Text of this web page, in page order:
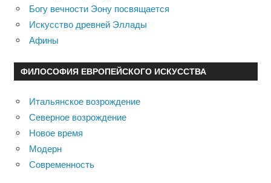
Богу вечности Эону посвящается
Искусство древней Эллады
Афины
ФИЛОСОФИЯ ЕВРОПЕЙСКОГО ИСКУССТВА
Итальянское возрождение
Северное возрождение
Новое время
Модерн
Современность